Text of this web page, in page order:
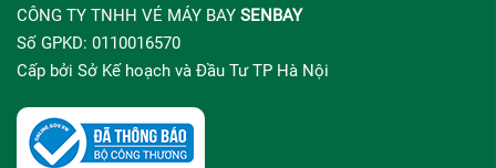
CÔNG TY TNHH VÉ MÁY BAY SENBAY
Số GPKD: 0110016570
Cấp bởi Sở Kế hoạch và Đầu Tư TP Hà Nội